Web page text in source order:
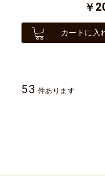
￥
カートに入
53 件あります